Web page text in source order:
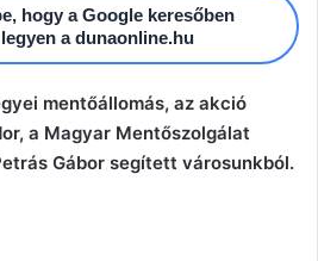
hogy a Google keresőben
a dunaonline.hu
mentőállomás, az akció
a Magyar Mentőszolgálat
Gábor segített városunkból.